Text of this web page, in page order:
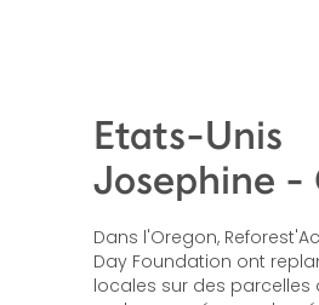
Etats-Unis
Josephine -
Dans l'Oregon,
Day Foundation ont
locales sur des parcelles